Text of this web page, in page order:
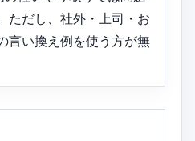
ただし、社外・上司・お
言い換え例を使う方が無